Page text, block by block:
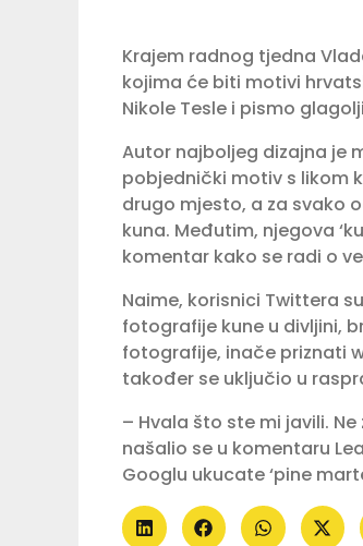
Krajem radnog tjedna
kojima će biti motivi
Nikole Tesle i pismo
Autor najboljeg dizajna je
pobjednički motiv s likom
drugo mjesto, a za svako
kuna. Međutim, njegova
komentar kako se radi o
Naime, korisnici Twittera
fotografije kune u divljini,
fotografije, inače priznati
također se uključio u
– Hvala što ste mi javili.
našalio se u komentaru
Googlu ukucate ‘pine